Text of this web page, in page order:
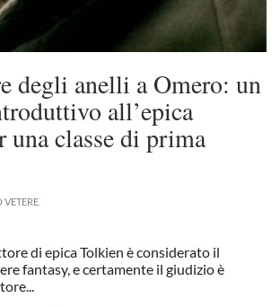
degli anelli a Omero: un
all’epica
una classe di prima
VETERE
di epica Tolkien è considerato il
fantasy, e certamente il giudizio è